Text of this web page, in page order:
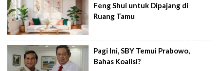
Feng Shui untuk Dipajang di
Ruang Tamu
Pagi Ini, SBY Temui Prabowo,
Bahas Koalisi?